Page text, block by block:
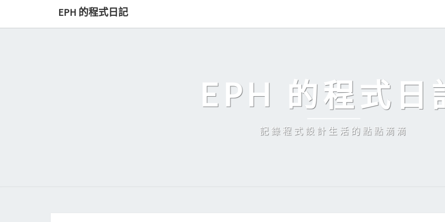
EPH 的程式日記
EPH 的程式日
記錄程式設計生活的點點滴滴